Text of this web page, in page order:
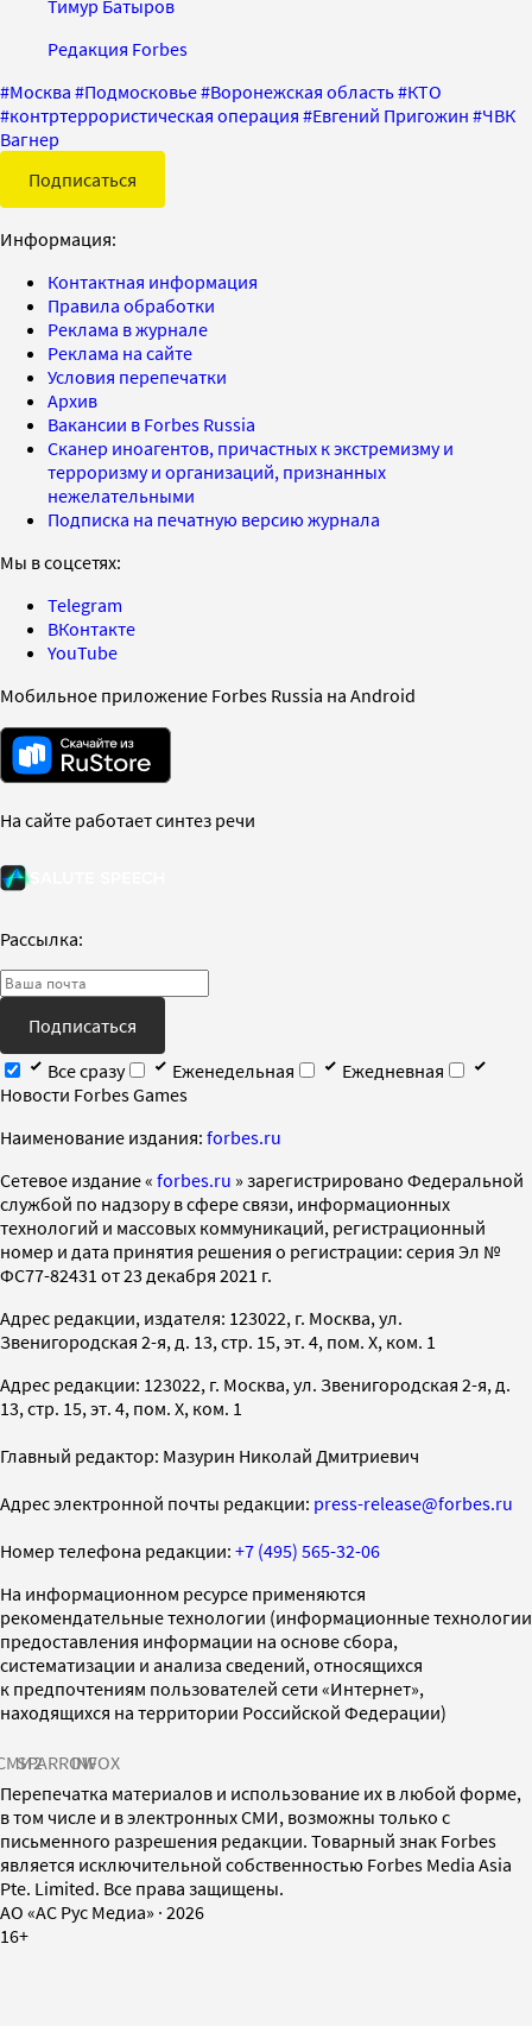
Тимур Батыров
Редакция Forbes
#Москва #Подмосковье#Воронежская область#КТО
#контртеррористическая операция #Евгений Пригожин #ЧВК
Вагнер
Подписаться
Информация:
Контактная информация
Правила обработки
Реклама в журнале
Реклама на сайте
Условия перепечатки
Архив
Вакансии в Forbes Russia
Сканер иноагентов, причастных к экстремизму и
терроризму и организаций, признанных
нежелательными
Подписка на печатную версию журнала
Мы в соцсетях:
Telegram
ВКонтакте
YouTube
Мобильное приложение Forbes Russia на Android
На сайте работает синтез речи
Рассылка:
Подписаться
Все сразу
Еженедельная
Ежедневная
Новости Forbes Games
Наименование издания: forbes.ru
Cетевое издание « forbes.ru » зарегистрировано Федеральной
службой по надзору в сфере связи, информационных
технологий и массовых коммуникаций, регистрационный
номер и дата принятия решения о регистрации: серия Эл №
ФС77-82431 от 23 декабря 2021 г.
Адрес редакции, издателя: 123022, г. Москва, ул.
Звенигородская 2-я, д. 13, стр. 15, эт. 4, пом. X, ком. 1
Адрес редакции: 123022, г. Москва, ул. Звенигородская 2-я, д.
13, стр. 15, эт. 4, пом. X, ком. 1
Главный редактор: Мазурин Николай Дмитриевич
Адрес электронной почты редакции: press-release@forbes.ru
Номер телефона редакции: +7 (495) 565-32-06
На информационном ресурсе применяются
рекомендательные технологии (информационные технологии
предоставления информации на основе сбора,
систематизации и анализа сведений, относящихся
к предпочтениям пользователей сети «Интернет»,
находящихся на территории Российской Федерации)
SPARROWINFOX
Перепечатка материалов и использование их в любой форме,
в том числе и в электронных СМИ, возможны только с
письменного разрешения редакции. Товарный знак Forbes
является исключительной собственностью Forbes Media Asia
Pte. Limited. Все права защищены.
AO «АС Рус Медиа» · 2026
16+